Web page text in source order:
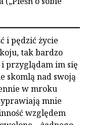
i pędzić życie
tak bardzo
przyglądam im się
skomlą nad swoją
w mroku
mnie
względem